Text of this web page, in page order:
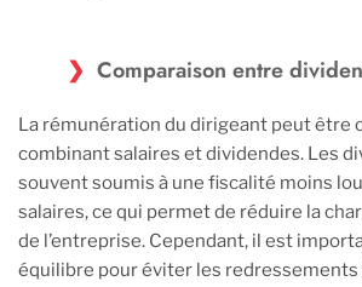
Comparaison entre
La rémunération du dirigeant peut être
combinant salaires et dividendes. Les
souvent soumis à une fiscalité moins
salaires, ce qui permet de réduire la
de l’entreprise. Cependant, il est
équilibre pour éviter les redressements